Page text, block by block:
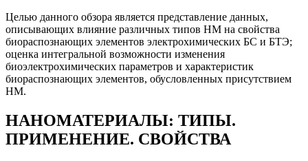
Целью данного обзора является представление данных,
описывающих влияние различных типов НМ на свойства
биораспознающих элементов электрохимических БС и БТЭ;
оценка интегральной возможности изменения
биоэлектрохимических параметров и характеристик
биораспознающих элементов, обусловленных присутствием
НМ.
НАНОМАТЕРИАЛЫ: ТИПЫ.
ПРИМЕНЕНИЕ. СВОЙСТВА